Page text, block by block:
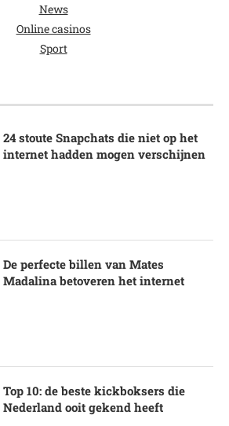
News
Online casinos
Sport
24 stoute Snapchats die niet op het
internet hadden mogen verschijnen
De perfecte billen van Mates
Madalina betoveren het internet
Top 10: de beste kickboksers die
Nederland ooit gekend heeft